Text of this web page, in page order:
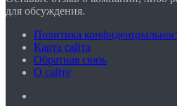
для обсуждения.
Политика
Карта сайта
Обратная связь
О сайте